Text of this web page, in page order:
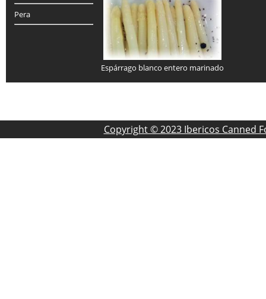
Espárrago blanco entero marinado
Pera
Copyright © 2023 Ibericos Canned